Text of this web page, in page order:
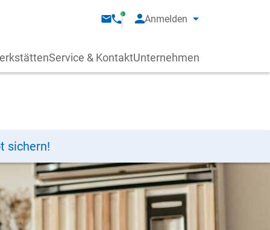
Anmelden
Service & KontaktUnternehmen
sichern!